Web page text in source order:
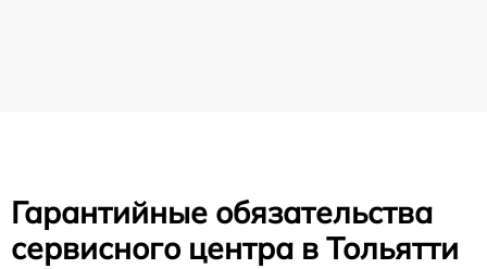
Гарантийные обязательства
сервисного центра в Тольятти